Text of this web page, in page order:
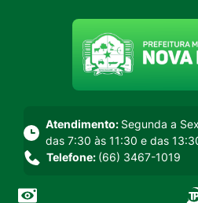
Seção do
Atendimento: Segunda a
das 7:30 às 11:30 e das
Telefone: (66) 3467-1019